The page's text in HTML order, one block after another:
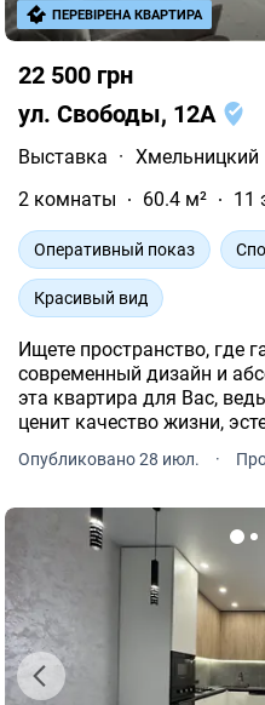
22 500 грн
ул. Свободы, 12А
Выставка · Хмельницкий
2 комнаты
60.4 м² 11
Оперативный показ
Красивый вид
Ищете пространство, где
современный дизайн и
эта квартира для Вас,
ценит качество жизни,
Опубликовано 28 июл. ·
ПЕРЕВІРЕНА КВАРТИРА